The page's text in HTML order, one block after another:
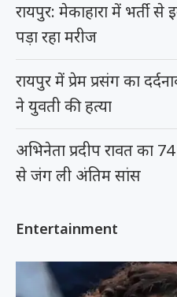
रायपुर: मेकाहारा में भर्ती
पड़ा रहा मरीज
रायपुर में प्रेम प्रसंग का
ने युवती की हत्या
अभिनेता प्रदीप रावत का
से जंग ली अंतिम सांस
Entertainment